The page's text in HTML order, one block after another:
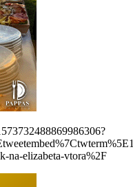
na-elizabeta-vtora%2F